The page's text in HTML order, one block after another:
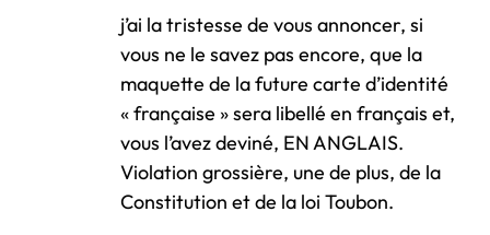
j’ai la tristesse de vous annoncer, si
vous ne le savez pas encore, que la
maquette de la future carte d’identité
« française » sera libellé en français et,
vous l’avez deviné, EN ANGLAIS.
Violation grossière, une de plus, de la
Constitution et de la loi Toubon.